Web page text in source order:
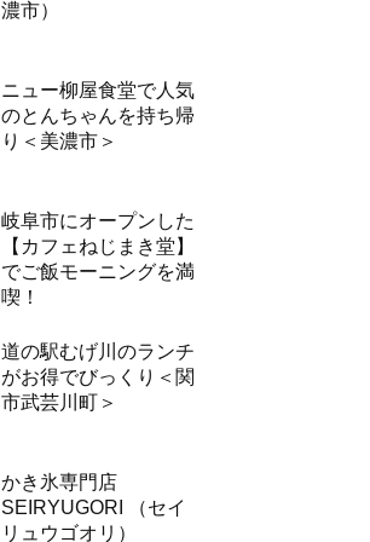
濃市）
ニュー柳屋食堂で人気
のとんちゃんを持ち帰
り＜美濃市＞
岐阜市にオープンした
【カフェねじまき堂】
でご飯モーニングを満
喫！
道の駅むげ川のランチ
がお得でびっくり＜関
市武芸川町＞
かき氷専門店
SEIRYUGORI （セイ
リュウゴオリ）